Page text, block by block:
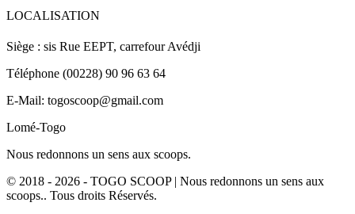
LOCALISATION
Siège : sis Rue EEPT, carrefour Avédji
Téléphone (00228) 90 96 63 64
E-Mail: togoscoop@gmail.com
Lomé-Togo
Nous redonnons un sens aux scoops.
© 2018 - 2026 - TOGO SCOOP | Nous redonnons un sens aux
scoops.. Tous droits Réservés.